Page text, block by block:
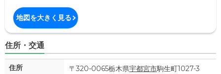
地図を大きく見る
住所・交通
住所 〒320-0065栃木県宇都宮市駒生町1027-3